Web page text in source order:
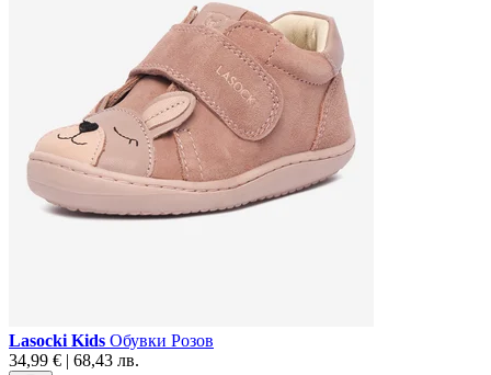
Lasocki Kids Обувки Розов
34,99 € | 68,43 лв.